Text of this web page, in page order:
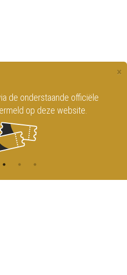
×
de onderstaande officiële
op deze website.